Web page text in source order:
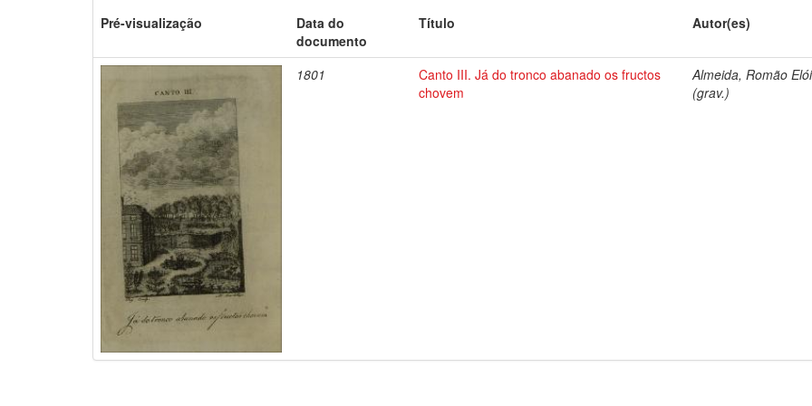
Pré-visualização
Data do
documento
Título Autor(es)
1801
Canto III. Já do tronco abanado os fructos
chovem
Almeida, Romão
(grav.)